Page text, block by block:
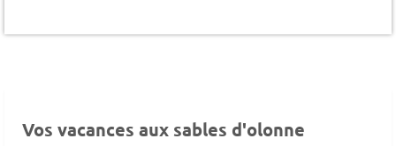
Vos vacances aux sables d'olonne